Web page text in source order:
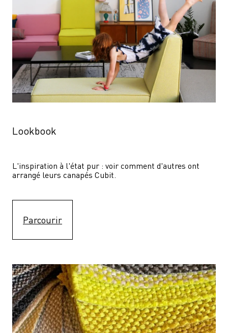
Lookbook
L'inspiration à l'état pur : voir comment d'autres ont
arrangé leurs canapés Cubit.
Parcourir